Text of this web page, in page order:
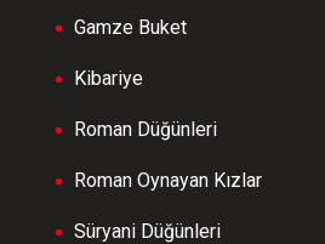
Gamze Buket
Kibariye
Roman Düğünleri
Roman Oynayan Kızlar
Süryani Düğünleri